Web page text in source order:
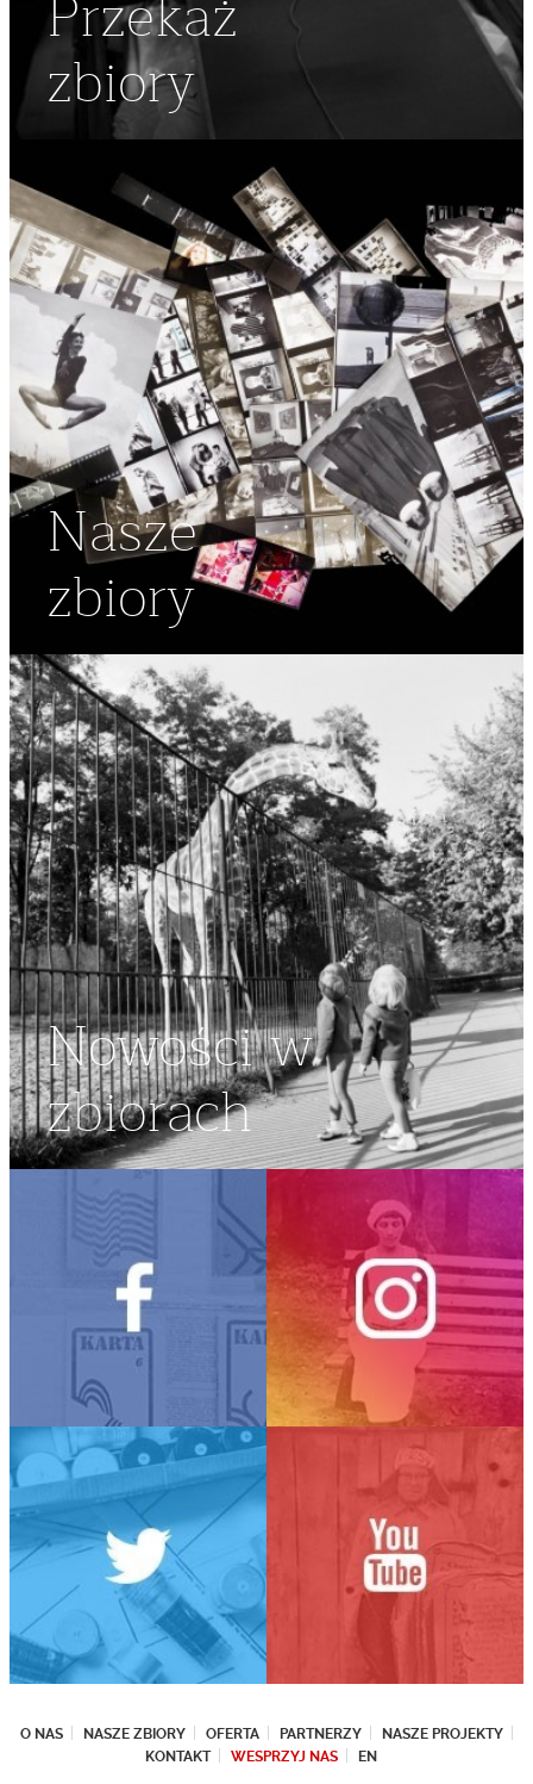
Przekaż
zbiory
Nasze
zbiory
Nowości w
zbiorach
O NAS NASZE ZBIORY OFERTA PARTNERZY
NASZE PROJEKTY
KONTAKT
WESPRZYJ NAS EN